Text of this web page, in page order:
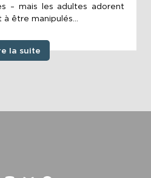
– mais les adultes adorent
être manipulés...
la suite